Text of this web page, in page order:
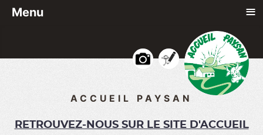
PhotosDessins
ACCUEIL PAYSAN
RETROUVEZ-NOUS SUR LE SITE D'ACCUEIL
Menu ≡